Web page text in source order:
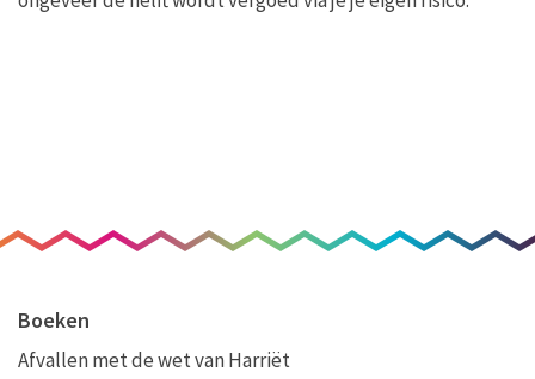
Boeken
Afvallen met de wet van Harriët